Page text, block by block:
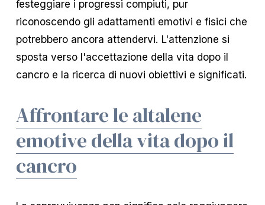
festeggiare i progressi compiuti, pur
riconoscendo gli adattamenti emotivi e fisici che
potrebbero ancora attendervi. L'attenzione si
sposta verso l'accettazione della vita dopo il
cancro e la ricerca di nuovi obiettivi e significati.
Affrontare le altalene
emotive della vita dopo il
cancro